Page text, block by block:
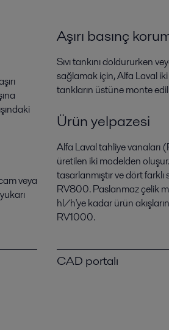
veya
Aşırı basınç
Sıvı tankını doldururken
sağlamak için, Alfa Laval
tankların üstüne monte
Ürün yelpazesi
Alfa Laval tahliye vanaları
üretilen iki modelden
tasarlanmıştır ve dört
RV800. Paslanmaz çelik
hl/h'ye kadar ürün
RV1000.
CAD portalı